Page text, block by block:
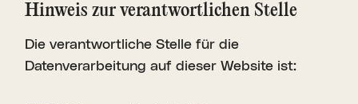
Hinweis zur verant­wort­lichen Stelle
Die verantwortliche Stelle für die
Datenverarbeitung auf dieser Website ist: